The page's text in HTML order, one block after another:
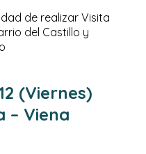
de realizar Visita
del Castillo y
(Viernes)
– Viena